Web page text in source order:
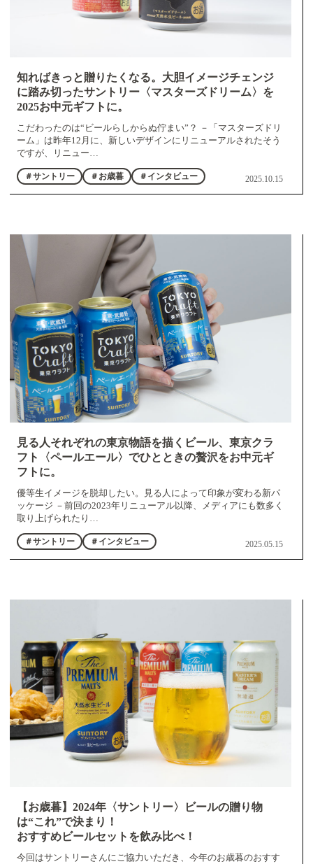
知ればきっと贈りたくなる。大胆イメージチェンジ
に踏み切ったサントリー〈マスターズドリーム〉を
2025お中元ギフトに。
こだわったのは“ビールらしからぬ佇まい”？ －「マスターズドリ
ーム」は昨年12月に、新しいデザインにリニューアルされたそう
ですが、リニュー…
＃サントリー ＃お歳暮 ＃インタビュー 2025.10.15
見る人それぞれの東京物語を描くビール、東京クラ
フト〈ペールエール〉でひとときの贅沢をお中元ギ
フトに。
優等生イメージを脱却したい。見る人によって印象が変わる新パ
ッケージ －前回の2023年リニューアル以降、メディアにも数多く
取り上げられたり…
＃サントリー ＃インタビュー 2025.05.15
【お歳暮】2024年〈サントリー〉ビールの贈り物
は“これ”で決まり！
おすすめビールセットを飲み比べ！
今回はサントリーさんにご協力いただき、今年のお歳暮のおすす